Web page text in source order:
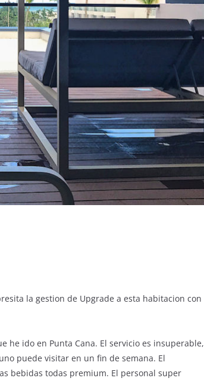
la gestion de Upgrade a esta habitacion con
he ido en Punta Cana. El servicio es insuperable,
puede visitar en un fin de semana. El
bebidas todas premium. El personal super